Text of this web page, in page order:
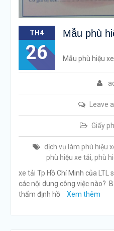
TH4
26
Mẫu phù
Leave
Giấy
dịch vụ làm phù hiệu
phù hiệu xe tải,phù
Mẫu phù hiệu
xe tải Tp Hồ Chí Minh của LTL
các nội dung công việc nào?
thẩm định hồ
Xem thêm